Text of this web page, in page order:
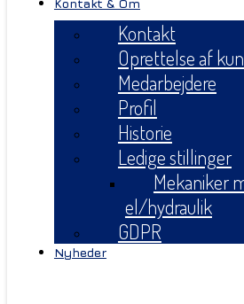
Kontakt & Om
Kontakt
Oprettelse af
Medarbejdere
Profil
Historie
Ledige stillinger
Mekaniker
el/hydraulik
GDPR
Nyheder